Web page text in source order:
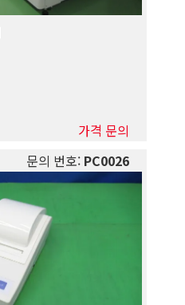
가격 문의
문의 번호:PC0026